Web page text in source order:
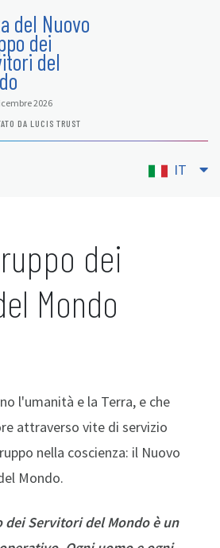
del Nuovo
dei
del
2026
DA LUCIS TRUST
IT
dei
Mondo
l'umanità e la Terra, e che
attraverso vite di servizio
nella coscienza: il Nuovo
Mondo.
dei Servitori del Mondo è un